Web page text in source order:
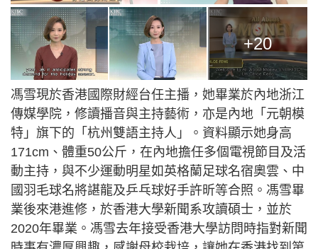
+20
馮雪現於香港國際財經台任主播，她畢業於內地浙江
傳媒學院，修讀播音與主持藝術，亦是內地「元朝模
特」旗下的「杭州雙語主持人」。資料顯示她身高
171cm、體重50公斤，在內地擔任多個電視節目及活
動主持，與不少運動明星如英格蘭足球名宿奧雲、中
國羽毛球名將諶龍及乒乓球好手許昕等合照。馮雪畢
業後來港進修，於香港大學新聞系攻讀碩士，並於
2020年畢業。馮雪去年接受香港大學訪問時指對新聞